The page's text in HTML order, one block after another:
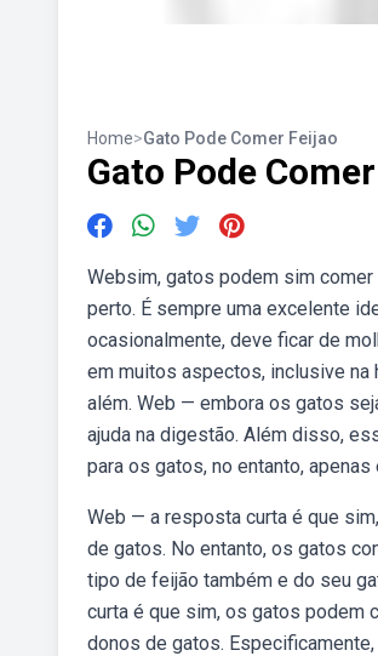
Home>Gato Pode Comer Feijao
Gato Pode
Websim, gatos podem sim
perto. É sempre uma excelente
ocasionalmente, deve ficar de
em muitos aspectos, inclusive na
além. Web — embora os gatos
ajuda na digestão. Além disso,
para os gatos, no entanto,
Web — a resposta curta é que
de gatos. No entanto, os gatos
tipo de feijão também e do seu
curta é que sim, os gatos podem
donos de gatos.